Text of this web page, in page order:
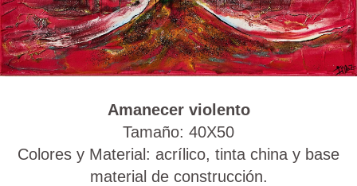
Amanecer violento
Tamaño: 40X50
Colores y Material: acrílico, tinta china y base
material de construcción.